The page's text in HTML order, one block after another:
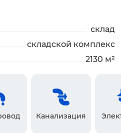
склад
складской комплекс
2130 м²
Канализация